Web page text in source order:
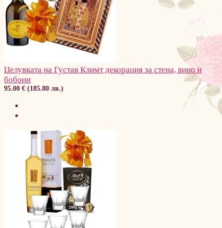
Целувката на Густав Климт декорация за стена, вино и
бобони
95.00 € (185.80 лв.)